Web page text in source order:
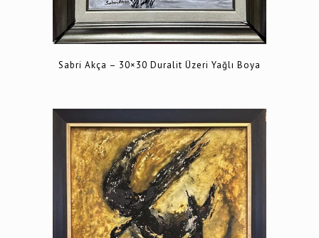
Sabri Akça – 30×30 Duralit Üzeri Yağlı Boya